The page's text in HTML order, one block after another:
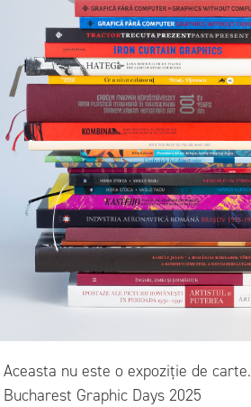
Aceasta nu este o expoziție de carte.
Bucharest Graphic Days 2025